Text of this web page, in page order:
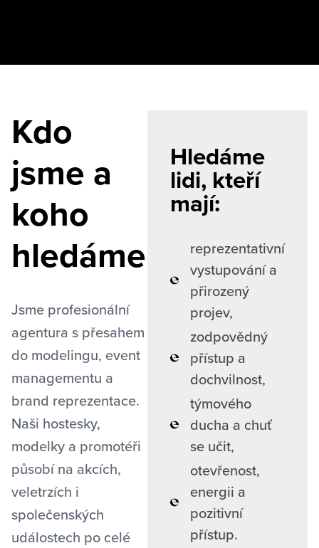
Kdo
jsme a
koho
hledáme
Jsme profesionální
agentura s přesahem
do modelingu, event
managementu a
brand reprezentace.
Naši hostesky,
modelky a promotéři
působí na akcích,
veletrzích i
společenských
událostech po celé
Hledáme
lidi, kteří
mají:
reprezentativní
vystupování a
přirozený
projev,
zodpovědný
přístup a
dochvilnost,
týmového
ducha a chuť
se učit,
otevřenost,
energii a
pozitivní
přístup.